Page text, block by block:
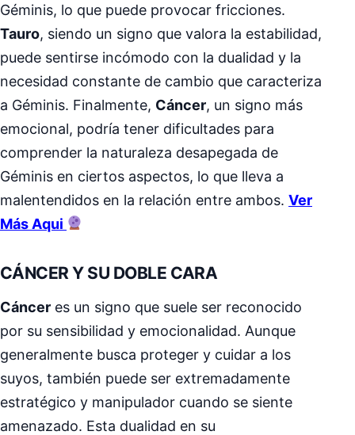
Géminis, lo que puede provocar fricciones.
Tauro, siendo un signo que valora la estabilidad,
puede sentirse incómodo con la dualidad y la
necesidad constante de cambio que caracteriza
a Géminis. Finalmente, Cáncer, un signo más
emocional, podría tener dificultades para
comprender la naturaleza desapegada de
Géminis en ciertos aspectos, lo que lleva a
malentendidos en la relación entre ambos. Ver
Más Aqui
CÁNCER Y SU DOBLE CARA
Cáncer es un signo que suele ser reconocido
por su sensibilidad y emocionalidad. Aunque
generalmente busca proteger y cuidar a los
suyos, también puede ser extremadamente
estratégico y manipulador cuando se siente
amenazado. Esta dualidad en su